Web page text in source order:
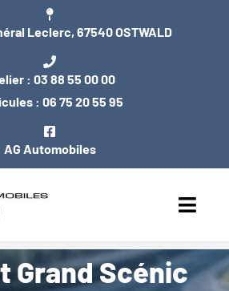
Leclerc, 67540 OSTWALD
: 03 88 55 00 00
: 06 75 20 55 95
AG Automobiles
Grand Scénic